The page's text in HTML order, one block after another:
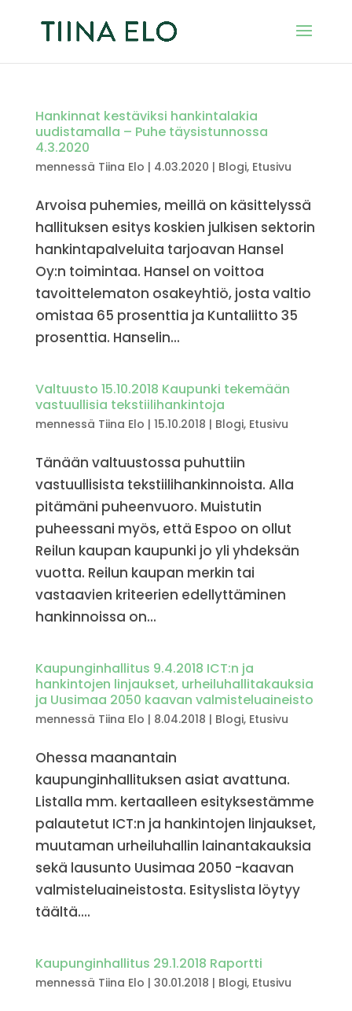
Hankinnat kestäviksi hankintalakia
uudistamalla – Puhe täysistunnossa
4.3.2020
mennessä Tiina Elo | 4.03.2020 | Blogi, Etusivu
Arvoisa puhemies, meillä on käsittelyssä
hallituksen esitys koskien julkisen sektorin
hankintapalveluita tarjoavan Hansel
Oy:n toimintaa. Hansel on voittoa
tavoittelematon osakeyhtiö, josta valtio
omistaa 65 prosenttia ja Kuntaliitto 35
prosenttia. Hanselin...
Valtuusto 15.10.2018 Kaupunki tekemään
vastuullisia tekstiilihankintoja
mennessä Tiina Elo | 15.10.2018 | Blogi, Etusivu
Tänään valtuustossa puhuttiin
vastuullisista tekstiilihankinnoista. Alla
pitämäni puheenvuoro. Muistutin
puheessani myös, että Espoo on ollut
Reilun kaupan kaupunki jo yli yhdeksän
vuotta. Reilun kaupan merkin tai
vastaavien kriteerien edellyttäminen
hankinnoissa on...
Kaupunginhallitus 9.4.2018 ICT:n ja
hankintojen linjaukset, urheiluhallitakauksia
ja Uusimaa 2050 kaavan valmisteluaineisto
mennessä Tiina Elo | 8.04.2018 | Blogi, Etusivu
Ohessa maanantain
kaupunginhallituksen asiat avattuna.
Listalla mm. kertaalleen esityksestämme
palautetut ICT:n ja hankintojen linjaukset,
muutaman urheiluhallin lainantakauksia
sekä lausunto Uusimaa 2050 -kaavan
valmisteluaineistosta. Esityslista löytyy
täältä....
Kaupunginhallitus 29.1.2018 Raportti
mennessä Tiina Elo | 30.01.2018 | Blogi, Etusivu